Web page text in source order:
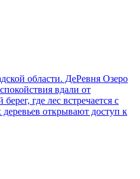
области. ДeРевня Озеро
вдали от
где лес встречается с
открывают доступ к